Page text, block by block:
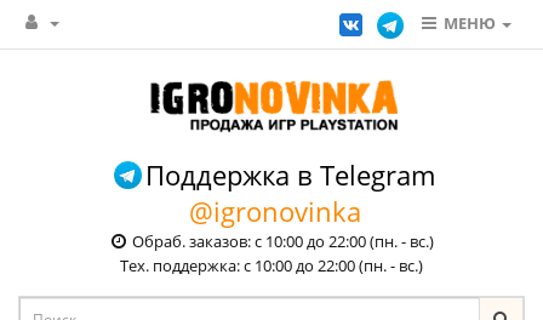
МЕНЮ
Поддержка в Telegram
@igronovinka
Обраб. заказов: с 10:00 до 22:00 (пн. - вс.)
Тех. поддержка: с 10:00 до 22:00 (пн. - вс.)